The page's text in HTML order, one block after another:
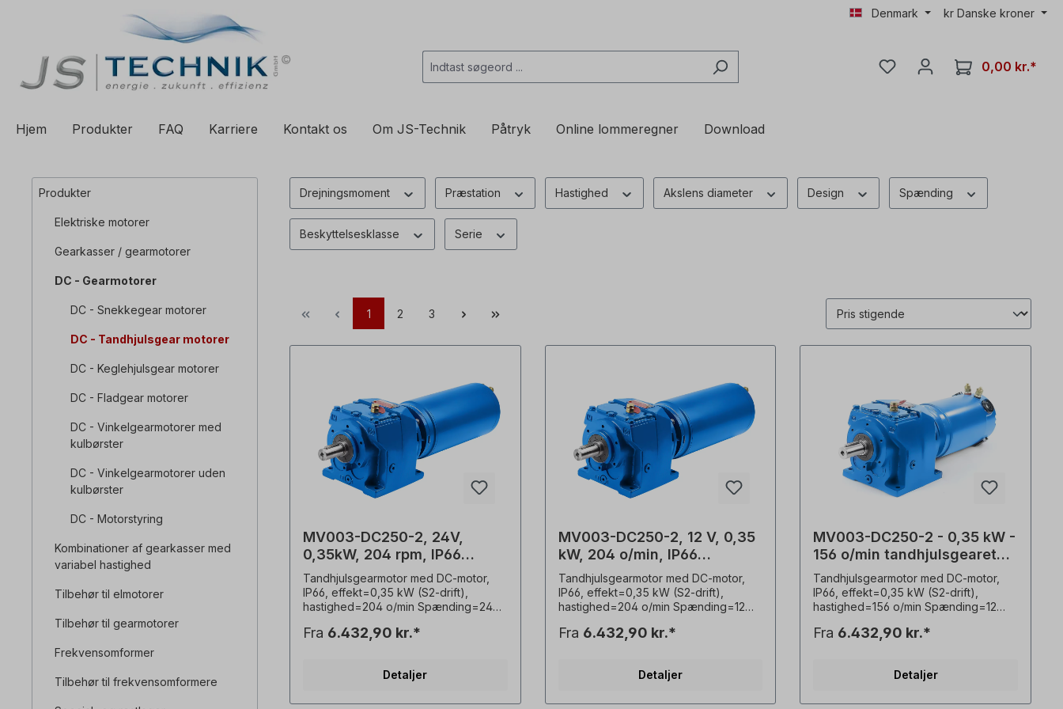
Spring til hovednavigation Denmark kr Danske kroner
0,00 kr.*
Hjem Produkter FAQ Karriere Kontakt os Om JS-Technik Påtryk Online lommeregner Download
Produkter
Elektriske motorer
Gearkasser / gearmotorer
DC - Gearmotorer
DC - Snekkegear motorer
DC - Tandhjulsgear motorer
DC - Keglehjulsgear motorer
DC - Fladgear motorer
DC - Vinkelgearmotorer med
kulbørster
DC - Vinkelgearmotorer uden
kulbørster
DC - Motorstyring
Kombinationer af gearkasser med
variabel hastighed
Tilbehør til elmotorer
Tilbehør til gearmotorer
Frekvensomformer
Tilbehør til frekvensomformere
Drejningsmoment Præstation Hastighed Akslens diameter Design Spænding
Beskyttelsesklasse Serie
1 2 3
MV003-DC250-2, 24V,
0,35kW, 204 rpm, IP66
tandhjulsgearmotor
Tandhjulsgearmotor med DC-motor,
IP66, effekt=0,35 kW (S2-drift),
hastighed=204 o/min Spænding=24
beskyttelsesklasse=gearkasse IP55,
aksel=20 mm x 40 mm,
udvekslingsforhold (i)=14,67,
Fra 6.432,90 kr.*
Detaljer
MV003-DC250-2, 12 V, 0,35
kW, 204 o/min, IP66
tandhjulsgearmotor
Tandhjulsgearmotor med DC-motor,
IP66, effekt=0,35 kW (S2-drift),
hastighed=204 o/min Spænding=12
beskyttelsesklasse=gearkasse IP55,
aksel=20 mm x 40 mm,
udvekslingsforhold (i)=14,67,
Fra 6.432,90 kr.*
Detaljer
MV003-DC250-2 - 0,35 kW -
156 o/min tandhjulsgearet
motor
Tandhjulsgearmotor med DC-motor,
IP66, effekt=0,35 kW (S2-drift),
hastighed=156 o/min Spænding=12
beskyttelsesklasse=gearkasse IP55,
(korttidsdrift), aksel=20 mm x 40 mm,
udvekslingsforhold (i)=19,17,
Fra 6.432,90 kr.*
Detaljer